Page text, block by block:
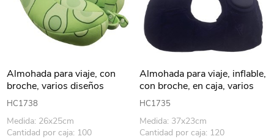
Almohada para viaje, con
broche, varios diseños
HC1738
Medida: 26x25cm
Cantidad por caja: 100
Almohada para viaje, inflable,
con broche, en caja, varios
colores
HC1735
Medida: 37x23cm
Cantidad por caja: 120